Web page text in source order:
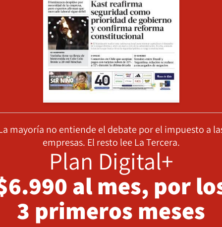
mayoría no entiende el debate por el impuesto a
empresas. El resto lee La Tercera.
Plan Digital+
al mes, por
3 primeros meses